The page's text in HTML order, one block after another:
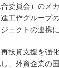
委員会）のメ
工作グループ
ェクトの連携に
再投資支援を強
、外資企業の